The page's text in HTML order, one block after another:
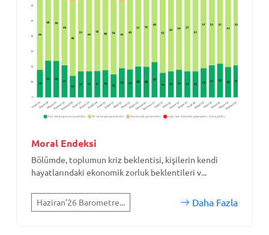
Moral Endeksi
Bölümde, toplumun kriz beklentisi, kişilerin kendi
hayatlarındaki ekonomik zorluk beklentileri v...
Haziran'26 Barometre... Daha Fazla